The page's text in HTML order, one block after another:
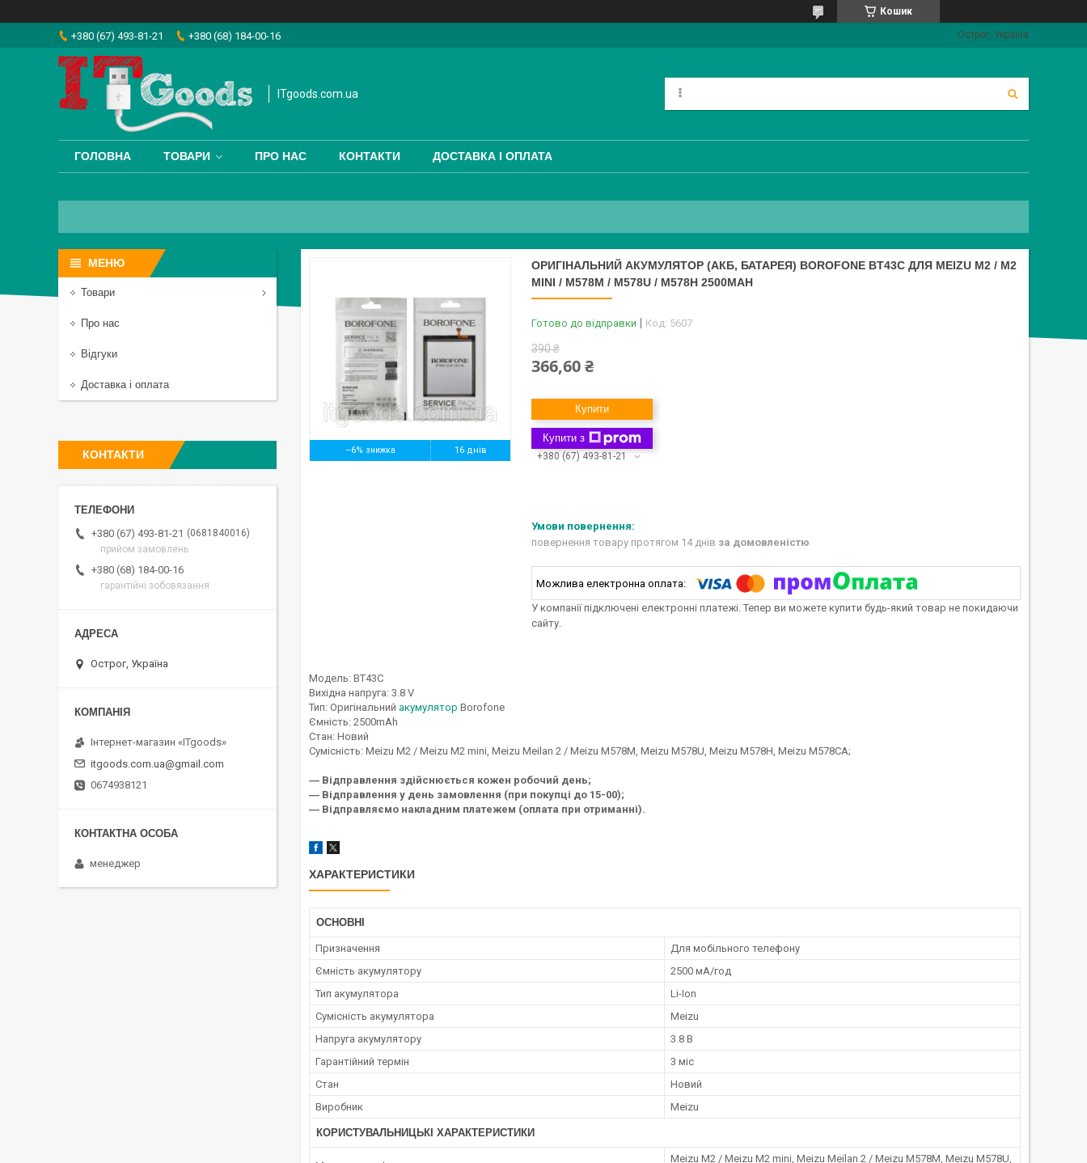
Кошик
+380 (67) 493-81-21 +380 (68) 184-00-16 Острог, Україна
ITgoods.com.ua
ГОЛОВНА ТОВАРИ ПРО НАС КОНТАКТИ ДОСТАВКА І ОПЛАТА
–6% 16 днів
ОРИГІНАЛЬНИЙ АКУМУЛЯТОР (АКБ, БАТАРЕЯ) BOROFONE BT43C ДЛЯ MEIZU M2 / M2
MINI / M578M / M578U / M578H 2500MAH
Готово до відправки Код: 5607
390 ₴
366,60 ₴
Купити
Купити з
+380 (67) 493-81-21
повернення товару протягом 14 днів за домовленістю
У компанії підключені електронні платежі. Тепер ви можете купити будь-який товар не покидаючи
сайту.
Модель: BT43C
Вихідна напруга: 3.8 V
Тип: Оригінальний акумулятор Borofone
Ємність: 2500mAh
Стан: Новий
Сумісність: Meizu M2 / Meizu M2 mini, Meizu Meilan 2 / Meizu M578M, Meizu M578U, Meizu M578H, Meizu M578CA;
― Відправлення здійснюється кожен робочий день;
― Відправлення у день замовлення (при покупці до 15-00);
― Відправляємо накладним платежем (оплата при отриманні).
ХАРАКТЕРИСТИКИ
ОСНОВНІ
Призначення
Для мобільного телефону
Ємність акумулятору
2500 мА/год
Тип акумулятора
Li-Ion
Сумісність акумулятора
Meizu
Напруга акумулятору
3.8 В
Гарантійний термін
3 міс
Стан
Новий
Виробник
Meizu
КОРИСТУВАЛЬНИЦЬКІ ХАРАКТЕРИСТИКИ
Meizu M2 / Meizu M2 mini, Meizu Meilan 2 / Meizu M578M, Meizu M578U,
Товари
Про нас
Відгуки
Доставка і оплата
КОНТАКТИ
+380 (67) 493-81-21
0681840016
прийом замовлень
+380 (68) 184-00-16
гарантійні зобовязання
Острог, Україна
Інтернет-магазин «ITgoods»
itgoods.com.ua@gmail.com
0674938121
менеджер